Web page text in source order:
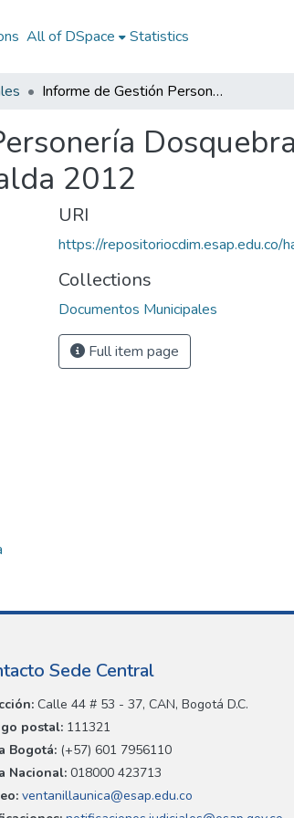
All of DSpace Statistics
Informe de Gestión Personería Dosquebradas Risaralda 2012: IGP Dosquebradas Risaralda 2012
2012
URI
https://
Collections
Documentos Municipales
Full item page
Sede Central
Calle 44 # 53 - 37, CAN, Bogotá D.C.
postal: 111321
Bogotá: (+57) 601 7956110
Nacional: 018000 423713
ventanillaunica@esap.edu.co